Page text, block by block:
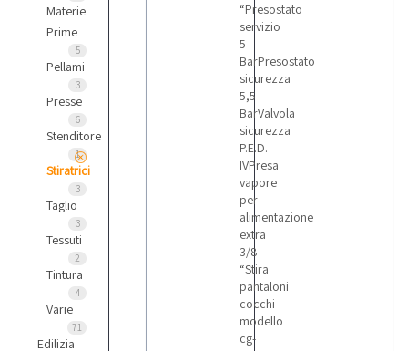
Materie
Prime
5
Pellami
3
Presse
6
Stenditore
1
Stiratrici
3
Taglio
3
Tessuti
2
Tintura
4
Varie
71
Edilizia
“Presostato
servizio
5
BarPresostato
sicurezza
5,5
BarValvola
sicurezza
P.E.D.
IVPresa
vapore
per
alimentazione
extra
3/8
“Stira
pantaloni
cocchi
modello
cg-